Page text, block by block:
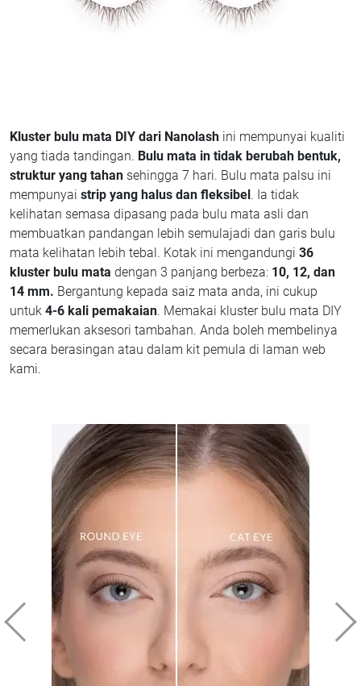
Kluster bulu mata DIY dari Nanolash ini mempunyai kualiti
yang tiada tandingan. Bulu mata in tidak berubah bentuk,
struktur yang tahan sehingga 7 hari. Bulu mata palsu ini
mempunyai strip yang halus dan fleksibel. Ia tidak
kelihatan semasa dipasang pada bulu mata asli dan
membuatkan pandangan lebih semulajadi dan garis bulu
mata kelihatan lebih tebal. Kotak ini mengandungi 36
kluster bulu mata dengan 3 panjang berbeza: 10, 12, dan
14 mm. Bergantung kepada saiz mata anda, ini cukup
untuk 4-6 kali pemakaian. Memakai kluster bulu mata DIY
memerlukan aksesori tambahan. Anda boleh membelinya
secara berasingan atau dalam kit pemula di laman web
kami.